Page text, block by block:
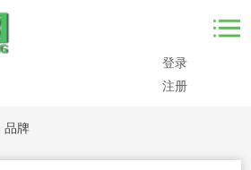
登录
注册
品牌